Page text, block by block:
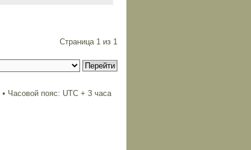
Страница 1из 1
• Часовой пояс: UTC + 3 часа